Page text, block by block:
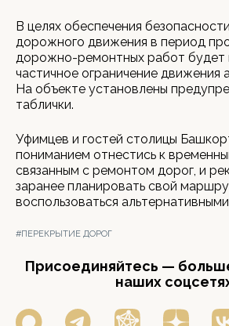
В целях обеспечения
дорожного движения в период
дорожно-ремонтных работ будет
частичное ограничение движения
На объекте установлены
таблички.
Уфимцев и гостей столицы
пониманием отнестись к
связанным с ремонтом дорог, и
заранее планировать свой
воспользоваться
#ПЕРЕКРЫТИЕ ДОРОГ
Присоединяйтесь —
наших